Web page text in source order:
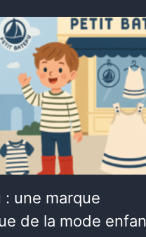
: une marque
de la mode